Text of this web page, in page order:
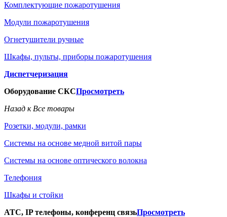
Комплектующие пожаротушения
Модули пожаротушения
Огнетушители ручные
Шкафы, пульты, приборы пожаротушения
Диспетчеризация
Оборудование СКСПросмотреть
Назад к Все товары
Розетки, модули, рамки
Системы на основе медной витой пары
Системы на основе оптического волокна
Телефония
Шкафы и стойки
АТС, IP телефоны, конференц связьПросмотреть